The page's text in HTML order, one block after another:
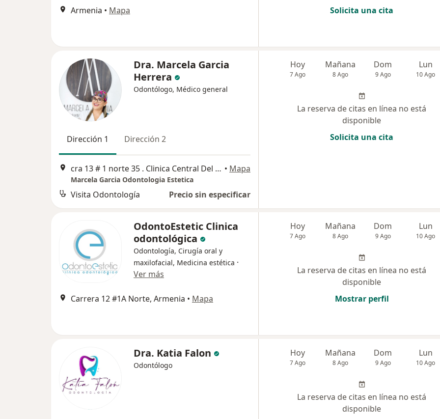
Armenia • Mapa
Solicita una cita
Dra. Marcela Garcia
Herrera
Odontólogo, Médico general
Dirección 1 Dirección 2
cra 13 # 1 norte 35 . Clinica Central Del Quindio. 5 piso . Consultorio 511, Armenia • Mapa
Marcela Garcia Odontologia Estetica
Visita Odontología Precio sin especificar
Hoy
7 Ago
Mañana
8 Ago
Dom
9 Ago
Lun
10 Ago
La reserva de citas en línea no está
disponible
Solicita una cita
OdontoEstetic Clinica
odontológica
Odontología, Cirugía oral y
maxilofacial, Medicina estética ·
Ver más
Carrera 12 #1A Norte, Armenia • Mapa
Hoy
7 Ago
Mañana
8 Ago
Dom
9 Ago
Lun
10 Ago
La reserva de citas en línea no está
disponible
Mostrar perfil
Dra. Katia Falon
Odontólogo
Hoy
7 Ago
Mañana
8 Ago
Dom
9 Ago
Lun
10 Ago
La reserva de citas en línea no está
disponible